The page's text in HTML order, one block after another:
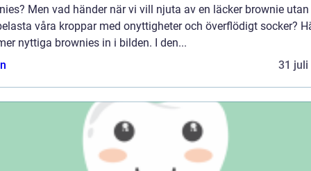
Men vad händer när vi vill njuta av en läcker brownie
våra kroppar med onyttigheter och överflödigt socker?
nyttiga brownies in i bilden. I den...
31 juli